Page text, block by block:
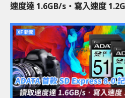
速度達 1.6GB/s‧寫入速度